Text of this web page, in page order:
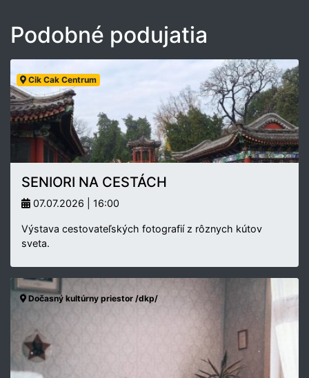
Podobné podujatia
Cik Cak Centrum
SENIORI NA CESTÁCH
07.07.2026 | 16:00
Výstava cestovateľských fotografií z rôznych kútov
sveta.
Dočasný kultúrny priestor /dkp/